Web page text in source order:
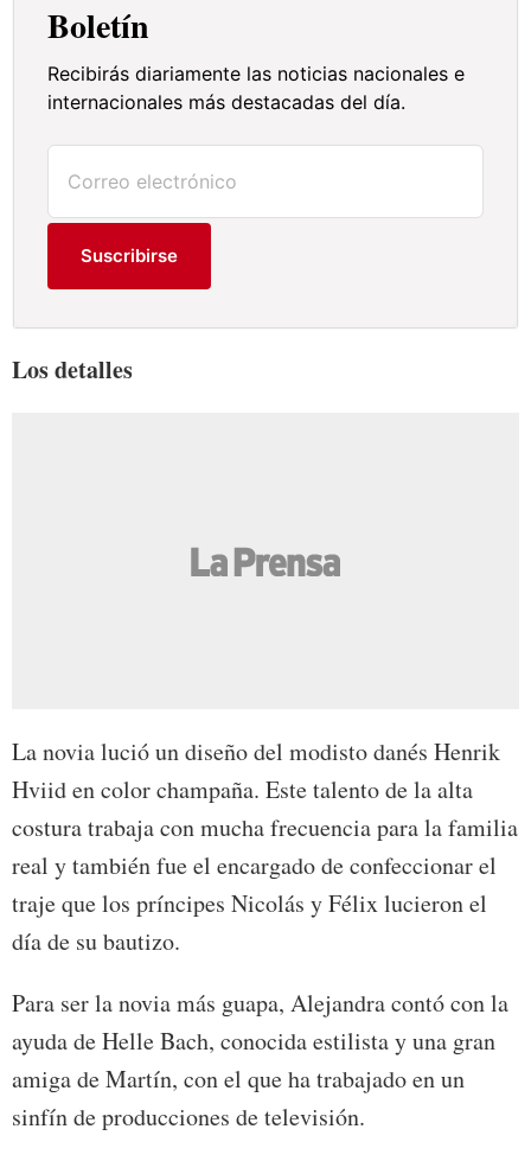
Boletín
Recibirás diariamente las noticias nacionales e
internacionales más destacadas del día.
Suscribirse
Los detalles
La novia lució un diseño del modisto danés Henrik
Hviid en color champaña. Este talento de la alta
costura trabaja con mucha frecuencia para la familia
real y también fue el encargado de confeccionar el
traje que los príncipes Nicolás y Félix lucieron el
día de su bautizo.
Para ser la novia más guapa, Alejandra contó con la
ayuda de Helle Bach, conocida estilista y una gran
amiga de Martín, con el que ha trabajado en un
sinfín de producciones de televisión.